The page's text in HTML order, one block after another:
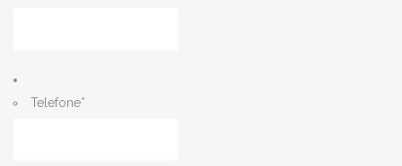
Telefone*